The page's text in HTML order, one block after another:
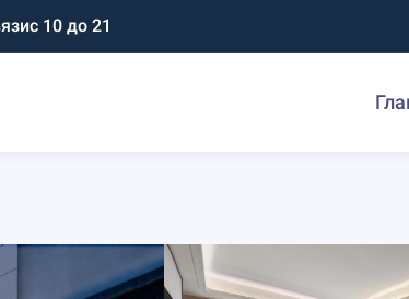
с 10 до 21